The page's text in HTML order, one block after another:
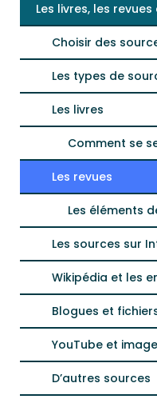
Les livres, les
Choisir des
Les types de
Les livres
Comment se
Les revues
Les éléments
Les sources sur
Wikipédia et les
Blogues et
YouTube et
D’autres sources